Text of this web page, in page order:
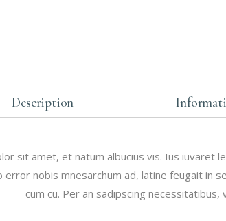
Description
sit amet, et natum albucius vis. Ius iuvaret
error nobis mnesarchum ad, latine feugait in
cum cu. Per an sadipscing